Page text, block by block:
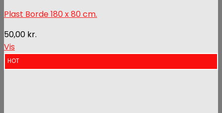
Plast Borde 180 x 80 cm.
50,00 kr.
Vis
HOT